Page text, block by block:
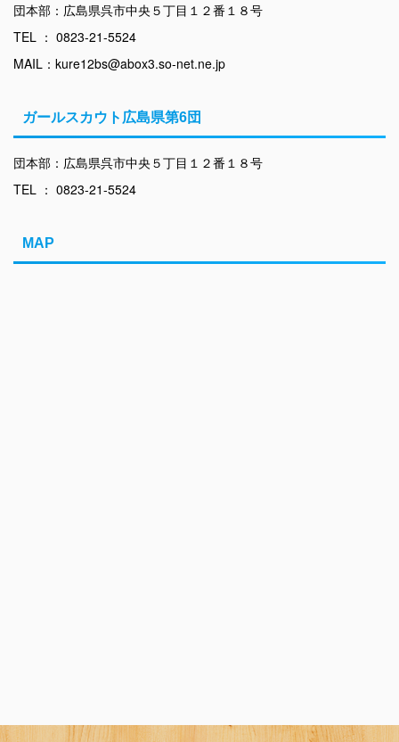
団本部：広島県呉市中央５丁目１２番１８号
TEL ： 0823-21-5524
MAIL：kure12bs@abox3.so-net.ne.jp
ガールスカウト広島県第6団
団本部：広島県呉市中央５丁目１２番１８号
TEL ： 0823-21-5524
MAP